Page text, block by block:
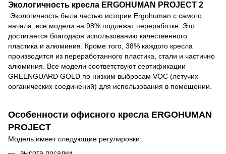
Экологичность кресла ERGOHUMAN PROJECT 2
Экологичность была частью истории Ergohuman с самого
начала, все модели на 98% подлежат переработке. Это
достигается благодаря использованию качественного
пластика и алюминия. Кроме того, 38% каждого кресла
производится из переработанного пластика, стали и частично
алюминия. Все модели соответствуют сертификации
GREENGUARD GOLD по низким выбросам VOC (летучих
органических соединений) для использования в помещении.
Особенности офисного кресла ERGOHUMAN
PROJECT
Модель имеет следующие регулировки: